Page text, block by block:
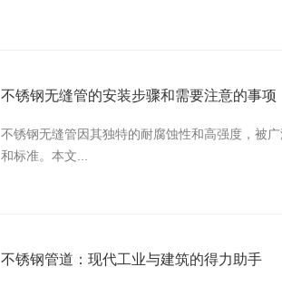
不锈钢无缝管的安装步骤和需要注意的事项
不锈钢无缝管因其独特的耐腐蚀性和高强度，被
和标准。本文...
不锈钢管道：现代工业与建筑的得力助手